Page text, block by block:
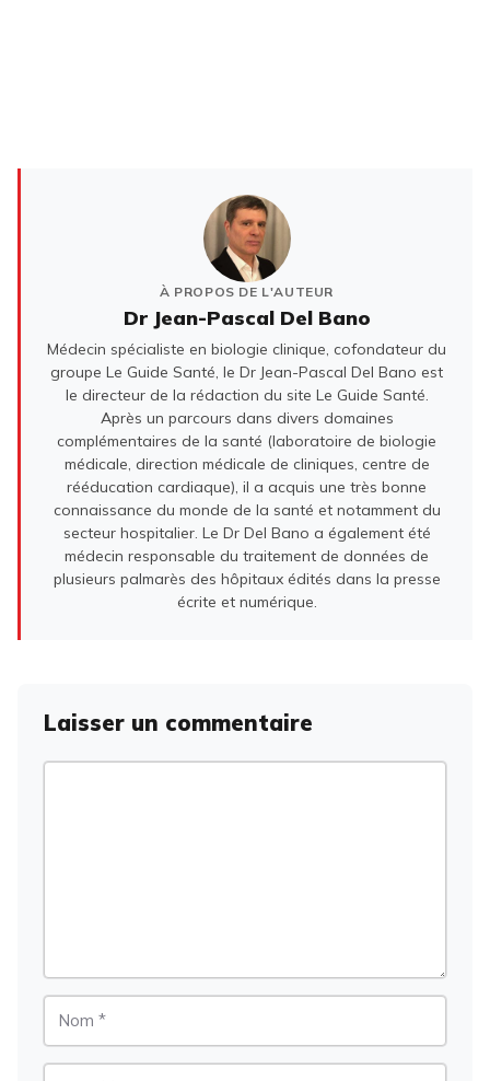
À PROPOS DE L'AUTEUR
Dr Jean-Pascal Del Bano
Médecin spécialiste en biologie clinique, cofondateur du
groupe Le Guide Santé, le Dr Jean-Pascal Del Bano est
le directeur de la rédaction du site Le Guide Santé.
Après un parcours dans divers domaines
complémentaires de la santé (laboratoire de biologie
médicale, direction médicale de cliniques, centre de
rééducation cardiaque), il a acquis une très bonne
connaissance du monde de la santé et notamment du
secteur hospitalier. Le Dr Del Bano a également été
médecin responsable du traitement de données de
plusieurs palmarès des hôpitaux édités dans la presse
écrite et numérique.
Laisser un commentaire